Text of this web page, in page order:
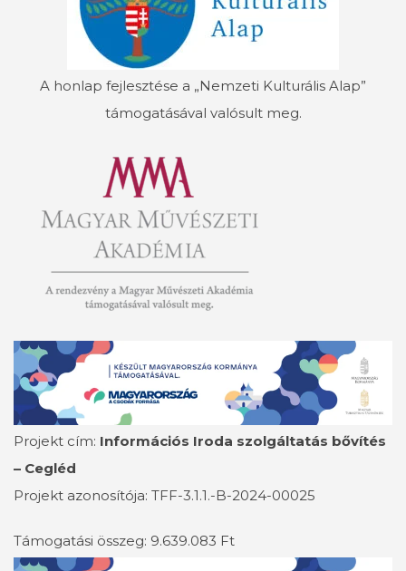
A honlap fejlesztése a „Nemzeti Kulturális Alap”
támogatásával valósult meg.
Projekt cím: Információs Iroda szolgáltatás bővítés
– Cegléd
Projekt azonosítója: TFF-3.1.1.-B-2024-00025
Támogatási összeg: 9.639.083 Ft